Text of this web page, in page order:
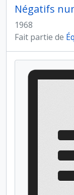
Négatifs
1968
Fait partie de